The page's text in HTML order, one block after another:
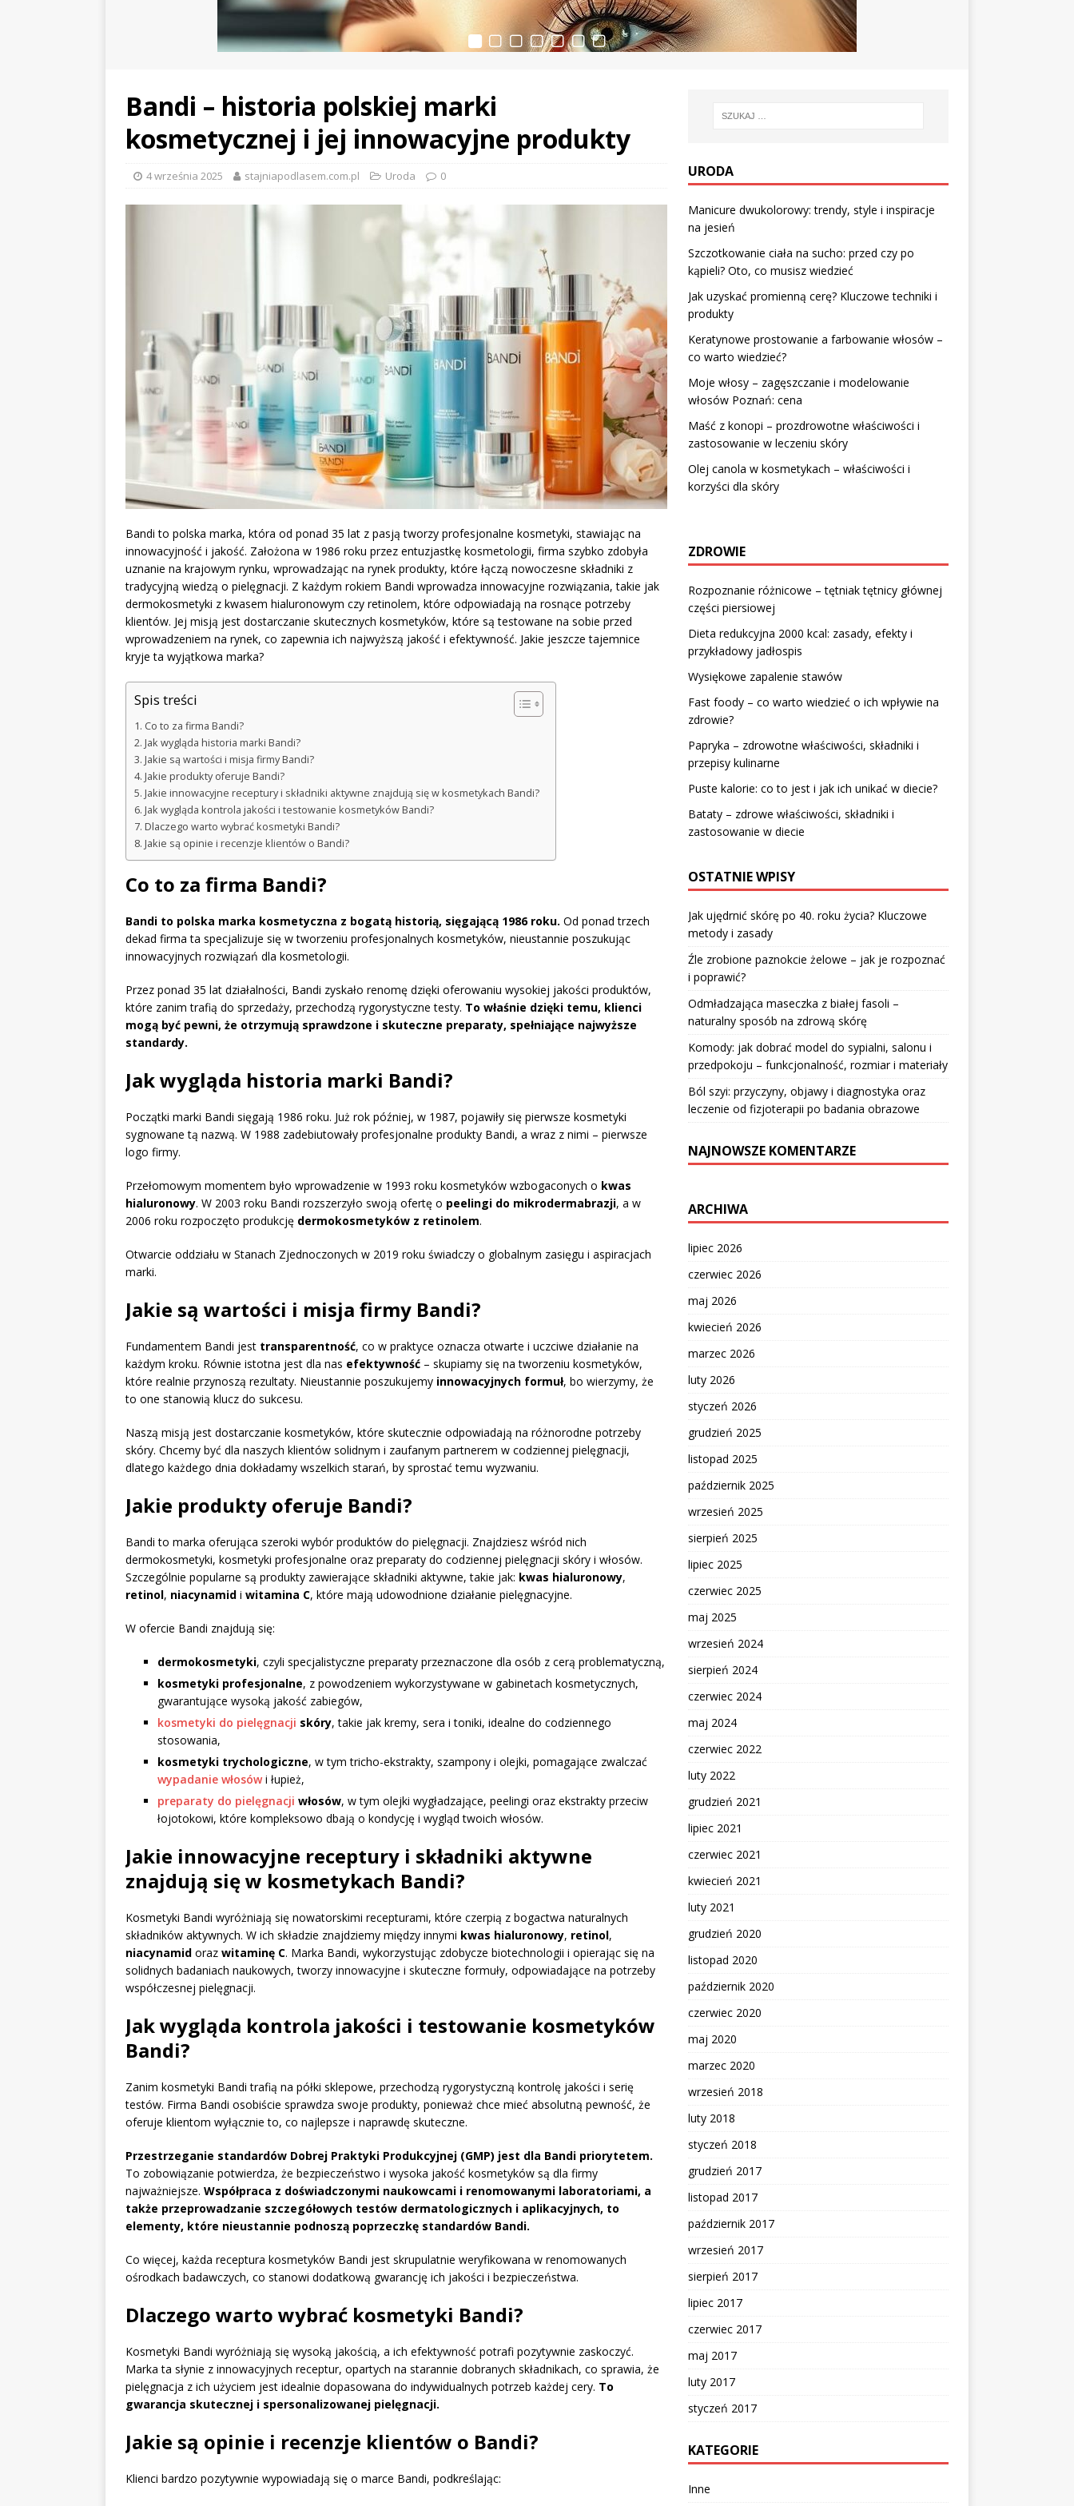
Bandi – historia polskiej marki
kosmetycznej i jej innowacyjne produkty
4 września 2025 stajniapodlasem.com.pl Uroda 0
Bandi to polska marka, która od ponad 35 lat z pasją tworzy profesjonalne kosmetyki, stawiając na
innowacyjność i jakość. Założona w 1986 roku przez entuzjastkę kosmetologii, firma szybko zdobyła
uznanie na krajowym rynku, wprowadzając na rynek produkty, które łączą nowoczesne składniki z
tradycyjną wiedzą o pielęgnacji. Z każdym rokiem Bandi wprowadza innowacyjne rozwiązania, takie jak
dermokosmetyki z kwasem hialuronowym czy retinolem, które odpowiadają na rosnące potrzeby
klientów. Jej misją jest dostarczanie skutecznych kosmetyków, które są testowane na sobie przed
wprowadzeniem na rynek, co zapewnia ich najwyższą jakość i efektywność. Jakie jeszcze tajemnice
kryje ta wyjątkowa marka?
Spis treści
Co to za firma Bandi?
Jak wygląda historia marki Bandi?
Jakie są wartości i misja firmy Bandi?
Jakie produkty oferuje Bandi?
Jakie innowacyjne receptury i składniki aktywne znajdują się w kosmetykach Bandi?
Jak wygląda kontrola jakości i testowanie kosmetyków Bandi?
Dlaczego warto wybrać kosmetyki Bandi?
Jakie są opinie i recenzje klientów o Bandi?
Co to za firma Bandi?
Bandi to polska marka kosmetyczna z bogatą historią, sięgającą 1986 roku. Od ponad trzech
dekad firma ta specjalizuje się w tworzeniu profesjonalnych kosmetyków, nieustannie poszukując
innowacyjnych rozwiązań dla kosmetologii.
Przez ponad 35 lat działalności, Bandi zyskało renomę dzięki oferowaniu wysokiej jakości produktów,
które zanim trafią do sprzedaży, przechodzą rygorystyczne testy. To właśnie dzięki temu, klienci
mogą być pewni, że otrzymują sprawdzone i skuteczne preparaty, spełniające najwyższe
standardy.
Jak wygląda historia marki Bandi?
Początki marki Bandi sięgają 1986 roku. Już rok później, w 1987, pojawiły się pierwsze kosmetyki
sygnowane tą nazwą. W 1988 zadebiutowały profesjonalne produkty Bandi, a wraz z nimi – pierwsze
logo firmy.
Przełomowym momentem było wprowadzenie w 1993 roku kosmetyków wzbogaconych o kwas
hialuronowy. W 2003 roku Bandi rozszerzyło swoją ofertę o peelingi do mikrodermabrazji, a w
2006 roku rozpoczęto produkcję dermokosmetyków z retinolem.
Otwarcie oddziału w Stanach Zjednoczonych w 2019 roku świadczy o globalnym zasięgu i aspiracjach
marki.
Jakie są wartości i misja firmy Bandi?
Fundamentem Bandi jest transparentność, co w praktyce oznacza otwarte i uczciwe działanie na
każdym kroku. Równie istotna jest dla nas efektywność – skupiamy się na tworzeniu kosmetyków,
które realnie przynoszą rezultaty. Nieustannie poszukujemy innowacyjnych formuł, bo wierzymy, że
to one stanowią klucz do sukcesu.
Naszą misją jest dostarczanie kosmetyków, które skutecznie odpowiadają na różnorodne potrzeby
skóry. Chcemy być dla naszych klientów solidnym i zaufanym partnerem w codziennej pielęgnacji,
dlatego każdego dnia dokładamy wszelkich starań, by sprostać temu wyzwaniu.
Jakie produkty oferuje Bandi?
Bandi to marka oferująca szeroki wybór produktów do pielęgnacji. Znajdziesz wśród nich
dermokosmetyki, kosmetyki profesjonalne oraz preparaty do codziennej pielęgnacji skóry i włosów.
Szczególnie popularne są produkty zawierające składniki aktywne, takie jak: kwas hialuronowy,
retinol, niacynamid i witamina C, które mają udowodnione działanie pielęgnacyjne.
W ofercie Bandi znajdują się:
dermokosmetyki, czyli specjalistyczne preparaty przeznaczone dla osób z cerą problematyczną,
kosmetyki profesjonalne, z powodzeniem wykorzystywane w gabinetach kosmetycznych,
gwarantujące wysoką jakość zabiegów,
kosmetyki do pielęgnacji skóry, takie jak kremy, sera i toniki, idealne do codziennego
stosowania,
kosmetyki trychologiczne, w tym tricho-ekstrakty, szampony i olejki, pomagające zwalczać
wypadanie włosówi łupież,
preparaty do pielęgnacji włosów, w tym olejki wygładzające, peelingi oraz ekstrakty przeciw
łojotokowi, które kompleksowo dbają o kondycję i wygląd twoich włosów.
Jakie innowacyjne receptury i składniki aktywne
znajdują się w kosmetykach Bandi?
Kosmetyki Bandi wyróżniają się nowatorskimi recepturami, które czerpią z bogactwa naturalnych
składników aktywnych. W ich składzie znajdziemy między innymi kwas hialuronowy, retinol,
niacynamid oraz witaminę C. Marka Bandi, wykorzystując zdobycze biotechnologii i opierając się na
solidnych badaniach naukowych, tworzy innowacyjne i skuteczne formuły, odpowiadające na potrzeby
współczesnej pielęgnacji.
Jak wygląda kontrola jakości i testowanie kosmetyków
Bandi?
Zanim kosmetyki Bandi trafią na półki sklepowe, przechodzą rygorystyczną kontrolę jakości i serię
testów. Firma Bandi osobiście sprawdza swoje produkty, ponieważ chce mieć absolutną pewność, że
oferuje klientom wyłącznie to, co najlepsze i naprawdę skuteczne.
Przestrzeganie standardów Dobrej Praktyki Produkcyjnej (GMP) jest dla Bandi priorytetem.
To zobowiązanie potwierdza, że bezpieczeństwo i wysoka jakość kosmetyków są dla firmy
najważniejsze. Współpraca z doświadczonymi naukowcami i renomowanymi laboratoriami, a
także przeprowadzanie szczegółowych testów dermatologicznych i aplikacyjnych, to
elementy, które nieustannie podnoszą poprzeczkę standardów Bandi.
Co więcej, każda receptura kosmetyków Bandi jest skrupulatnie weryfikowana w renomowanych
ośrodkach badawczych, co stanowi dodatkową gwarancję ich jakości i bezpieczeństwa.
Dlaczego warto wybrać kosmetyki Bandi?
Kosmetyki Bandi wyróżniają się wysoką jakością, a ich efektywność potrafi pozytywnie zaskoczyć.
Marka ta słynie z innowacyjnych receptur, opartych na starannie dobranych składnikach, co sprawia, że
pielęgnacja z ich użyciem jest idealnie dopasowana do indywidualnych potrzeb każdej cery. To
gwarancja skutecznej i spersonalizowanej pielęgnacji.
Jakie są opinie i recenzje klientów o Bandi?
Klienci bardzo pozytywnie wypowiadają się o marce Bandi, podkreślając:
URODA
Manicure dwukolorowy: trendy, style i inspiracje
na jesień
Szczotkowanie ciała na sucho: przed czy po
kąpieli? Oto, co musisz wiedzieć
Jak uzyskać promienną cerę? Kluczowe techniki i
produkty
Keratynowe prostowanie a farbowanie włosów –
co warto wiedzieć?
Moje włosy – zagęszczanie i modelowanie
włosów Poznań: cena
Maść z konopi – prozdrowotne właściwości i
zastosowanie w leczeniu skóry
Olej canola w kosmetykach – właściwości i
korzyści dla skóry
ZDROWIE
Rozpoznanie różnicowe – tętniak tętnicy głównej
części piersiowej
Dieta redukcyjna 2000 kcal: zasady, efekty i
przykładowy jadłospis
Wysiękowe zapalenie stawów
Fast foody – co warto wiedzieć o ich wpływie na
zdrowie?
Papryka – zdrowotne właściwości, składniki i
przepisy kulinarne
Puste kalorie: co to jest i jak ich unikać w diecie?
Bataty – zdrowe właściwości, składniki i
zastosowanie w diecie
OSTATNIE WPISY
Jak ujędrnić skórę po 40. roku życia? Kluczowe
metody i zasady
Źle zrobione paznokcie żelowe – jak je rozpoznać
i poprawić?
Odmładzająca maseczka z białej fasoli –
naturalny sposób na zdrową skórę
Komody: jak dobrać model do sypialni, salonu i
przedpokoju – funkcjonalność, rozmiar i materiały
Ból szyi: przyczyny, objawy i diagnostyka oraz
leczenie od fizjoterapii po badania obrazowe
NAJNOWSZE KOMENTARZE
ARCHIWA
lipiec 2026
czerwiec 2026
maj 2026
kwiecień 2026
marzec 2026
luty 2026
styczeń 2026
grudzień 2025
listopad 2025
październik 2025
wrzesień 2025
sierpień 2025
lipiec 2025
czerwiec 2025
maj 2025
wrzesień 2024
sierpień 2024
czerwiec 2024
maj 2024
czerwiec 2022
luty 2022
grudzień 2021
lipiec 2021
czerwiec 2021
kwiecień 2021
luty 2021
grudzień 2020
listopad 2020
październik 2020
czerwiec 2020
maj 2020
marzec 2020
wrzesień 2018
luty 2018
styczeń 2018
grudzień 2017
listopad 2017
październik 2017
wrzesień 2017
sierpień 2017
lipiec 2017
czerwiec 2017
maj 2017
luty 2017
styczeń 2017
KATEGORIE
Inne